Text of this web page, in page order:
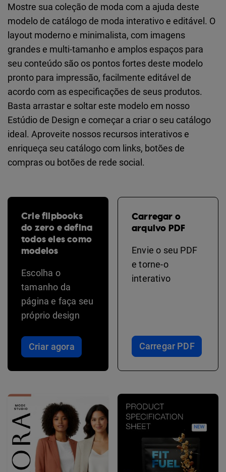
Mostre sua coleção de moda com a ajuda deste
modelo de catálogo de moda interativo e editável. O
layout moderno e minimalista, com imagens
grandes e multi-tamanho e amplos espaços para
seu conteúdo são os pontos fortes deste modelo
pronto para impressão, facilmente editável de
acordo com as especificações de seus produtos.
Basta arrastar e soltar este modelo em nosso
Estúdio de Design e começar a criar o seu catálogo
ideal. Aproveite nossos recursos interativos e
enriqueça seu catálogo com links, botões de
compras ou botões de rede social.
Crie flipbooks
do zero e defina
todos eles como
modelos
Escolha o
tamanho da
página e faça seu
próprio design
Criar agora
Carregar o
arquivo PDF
Envie o seu PDF
e torne-o
interativo
Carregar PDF